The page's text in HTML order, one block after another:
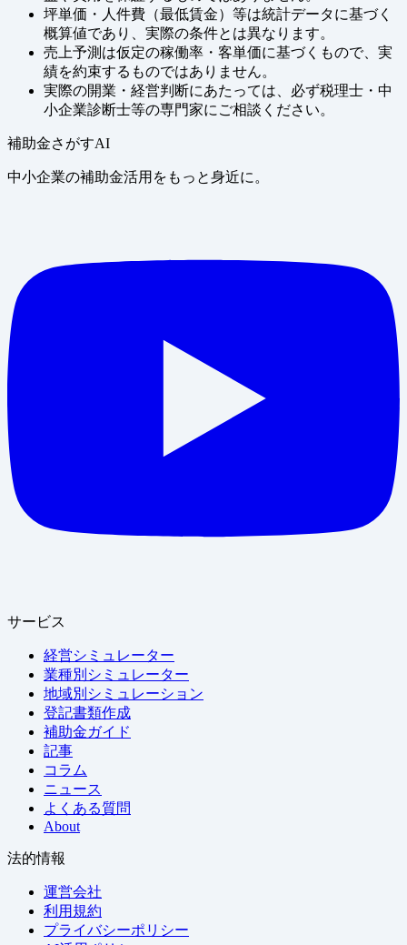
坪単価・人件費（最低賃金）等は統計データに基づく
概算値であり、実際の条件とは異なります。
売上予測は仮定の稼働率・客単価に基づくもので、実
績を約束するものではありません。
実際の開業・経営判断にあたっては、必ず税理士・中
小企業診断士等の専門家にご相談ください。
補助金さがすAI
中小企業の補助金活用をもっと身近に。
サービス
経営シミュレーター
業種別シミュレーター
地域別シミュレーション
登記書類作成
補助金ガイド
記事
コラム
ニュース
よくある質問
About
法的情報
運営会社
利用規約
プライバシーポリシー